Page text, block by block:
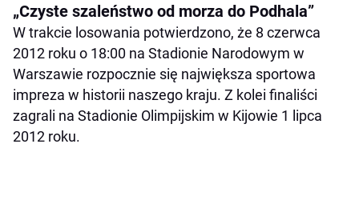
„Czyste szaleństwo od morza do Podhala”
W trakcie losowania potwierdzono, że 8 czerwca
2012 roku o 18:00 na Stadionie Narodowym w
Warszawie rozpocznie się największa sportowa
impreza w historii naszego kraju. Z kolei finaliści
zagrali na Stadionie Olimpijskim w Kijowie 1 lipca
2012 roku.